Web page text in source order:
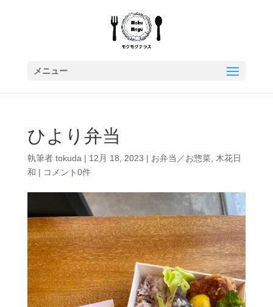
ひより弁当
執筆者 tokuda | 12月 18, 2023 | お弁当／お惣菜
木花日
和 | コメント0件